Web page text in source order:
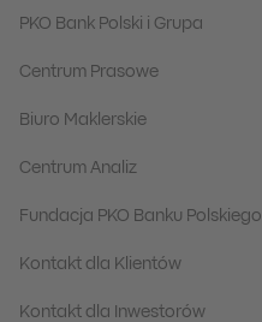
PKO Bank Polski i Grupa
Centrum Prasowe
Biuro Maklerskie
Centrum Analiz
Fundacja PKO Banku Polskiego
Kontakt dla Klientów
Kontakt dla Inwestorów